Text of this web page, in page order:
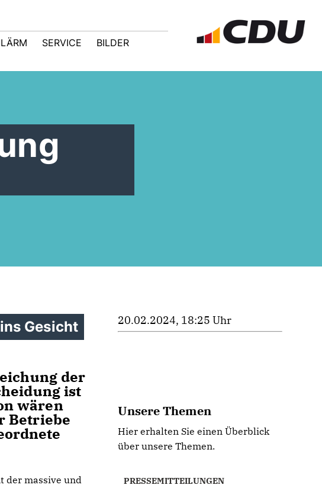
SERVICE
BILDER
Gesicht
der
ist
wären
Betriebe
der massive und
20.02.2024, 18:25 Uhr
Unsere Themen
Hier erhalten Sie einen Überblick
über unsere Themen.
PRESSEMITTEILUNGEN